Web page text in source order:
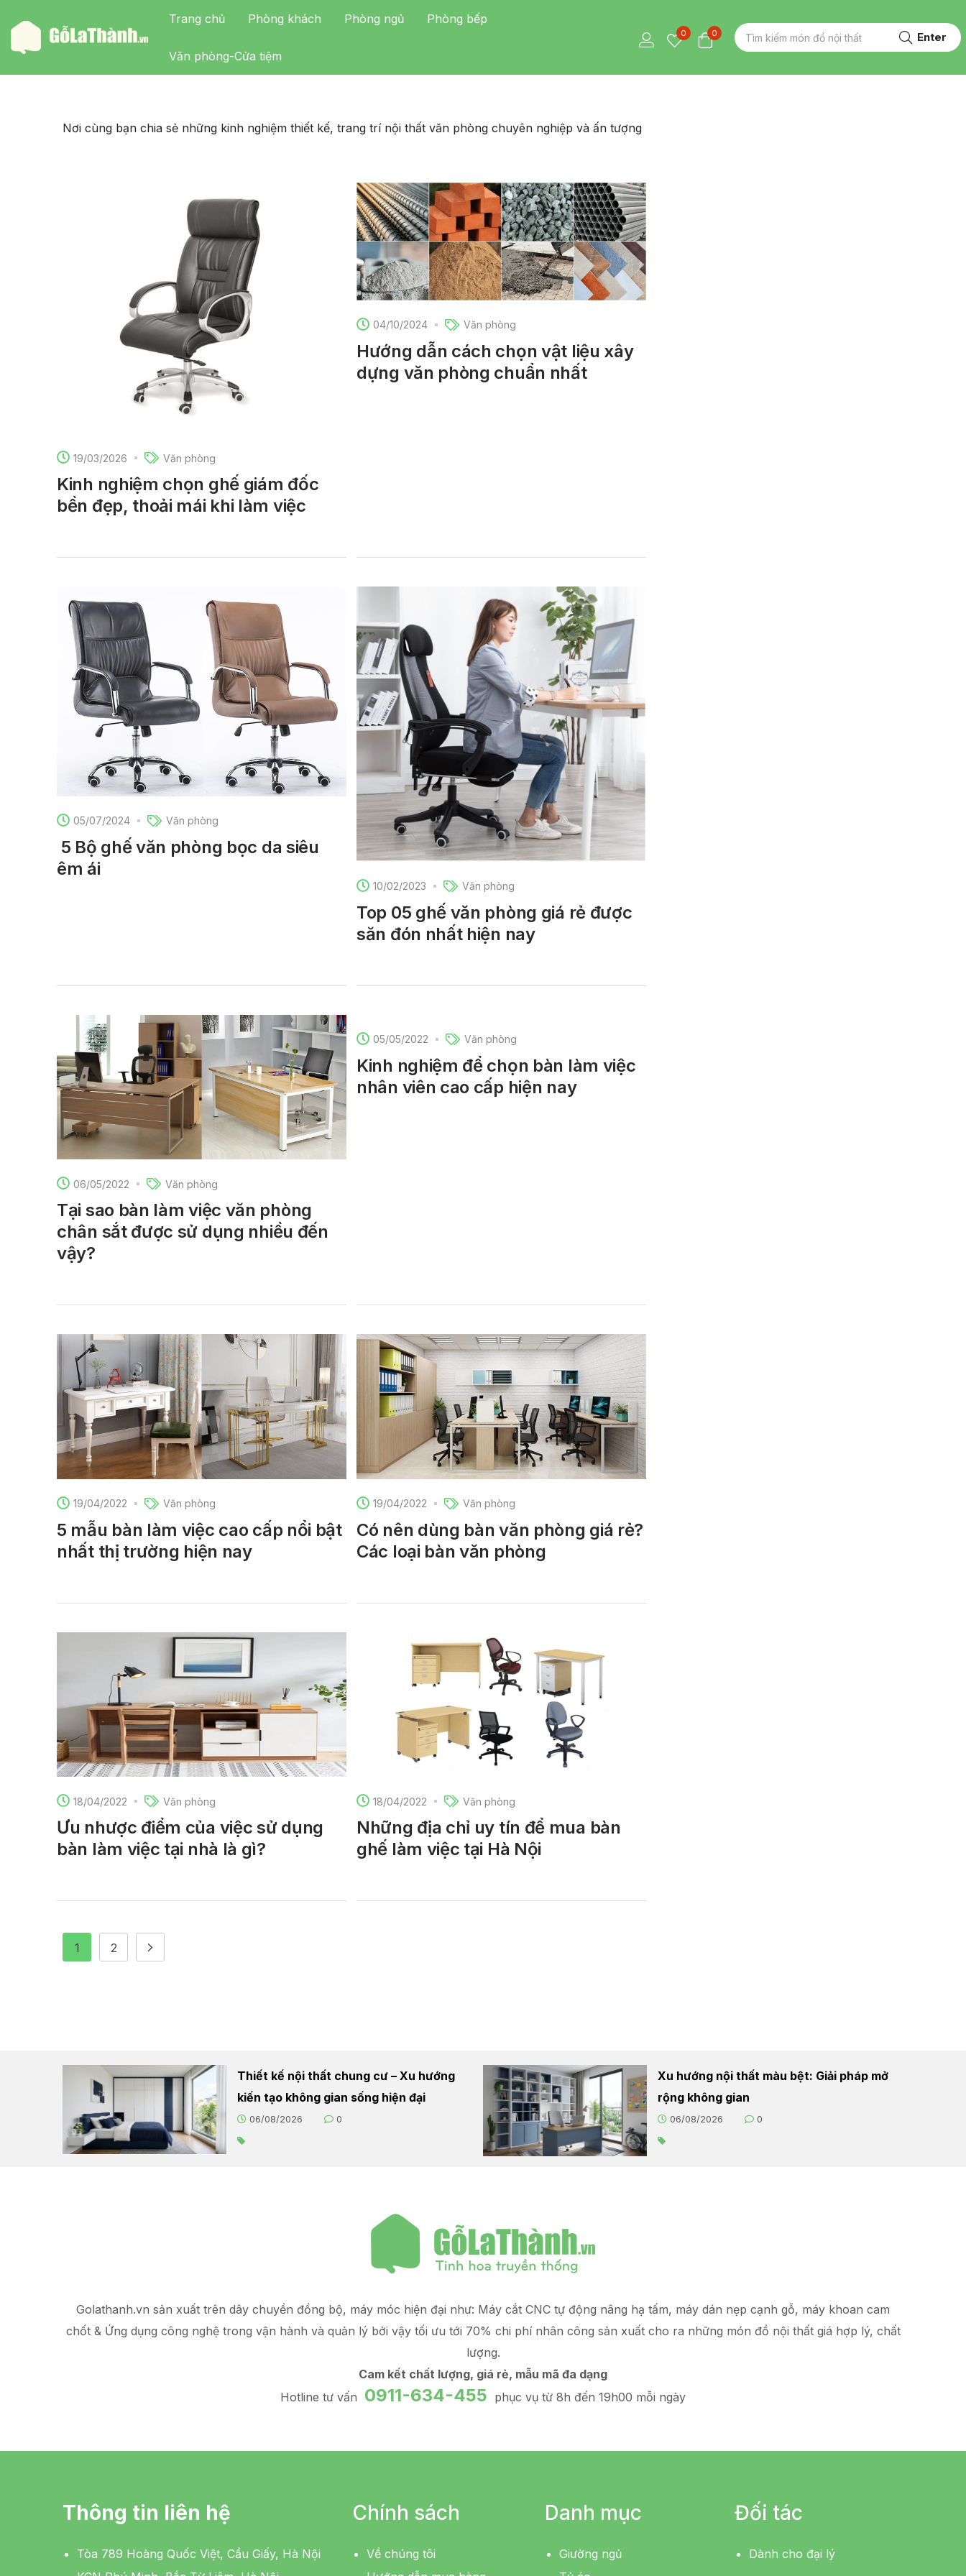
Trang chủ Phòng khách Phòng ngủ Phòng bếp
Văn phòng-Cửa tiệm
0 0 Enter
Nơi cùng bạn chia sẻ những kinh nghiệm thiết kế, trang trí nội thất văn phòng chuyên nghiệp và ấn tượng
19/03/2026 Văn phòng
Kinh nghiệm chọn ghế giám đốc
bền đẹp, thoải mái khi làm việc
04/10/2024 Văn phòng
Hướng dẫn cách chọn vật liệu xây
dựng văn phòng chuẩn nhất
05/07/2024 Văn phòng
5 Bộ ghế văn phòng bọc da siêu
êm ái
10/02/2023 Văn phòng
Top 05 ghế văn phòng giá rẻ được
săn đón nhất hiện nay
06/05/2022 Văn phòng
Tại sao bàn làm việc văn phòng
chân sắt được sử dụng nhiều đến
vậy?
05/05/2022 Văn phòng
Kinh nghiệm để chọn bàn làm việc
nhân viên cao cấp hiện nay
19/04/2022 Văn phòng
5 mẫu bàn làm việc cao cấp nổi bật
nhất thị trường hiện nay
19/04/2022 Văn phòng
Có nên dùng bàn văn phòng giá rẻ?
Các loại bàn văn phòng
18/04/2022 Văn phòng
Ưu nhược điểm của việc sử dụng
bàn làm việc tại nhà là gì?
18/04/2022 Văn phòng
Những địa chỉ uy tín để mua bàn
ghế làm việc tại Hà Nội
1 2
Thiết kế nội thất chung cư – Xu hướng
kiến tạo không gian sống hiện đại
06/08/2026 0
Xu hướng nội thất màu bệt: Giải pháp mở
rộng không gian
06/08/2026 0
Golathanh.vn sản xuất trên dây chuyền đồng bộ, máy móc hiện đại như: Máy cắt CNC tự động nâng hạ tấm, máy dán nẹp cạnh gỗ, máy khoan cam
chốt & Ứng dụng công nghệ trong vận hành và quản lý bởi vậy tối ưu tới 70% chi phí nhân công sản xuấtcho ra những món đồ nội thất giá hợp lý, chất
lượng.
Cam kết chất lượng, giá rẻ, mẫu mã đa dạng
Hotline tư vấn 0911-634-455 phục vụ từ 8h đến 19h00 mỗi ngày
Thông tin liên hệ
Tòa 789 Hoàng Quốc Việt, Cầu Giấy, Hà Nội
Chính sách
Về chúng tôi
Danh mục
Giường ngủ
Đối tác
Dành cho đại lý